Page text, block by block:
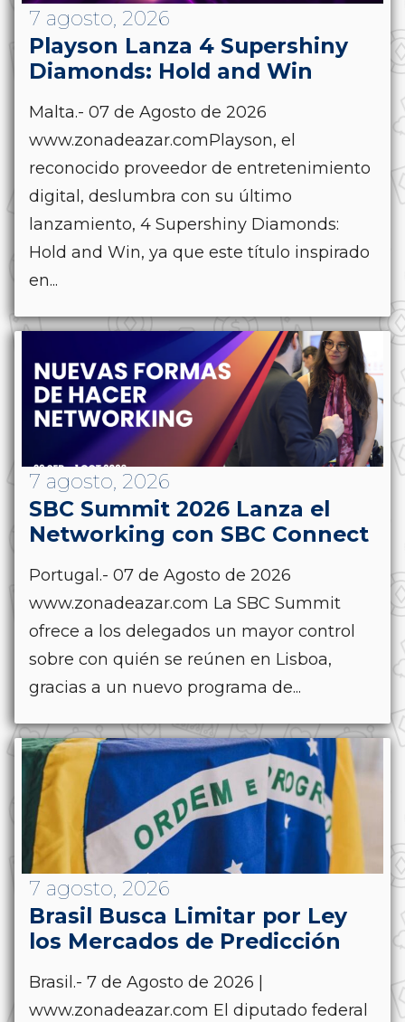
7 agosto, 2026
Playson Lanza 4 Supershiny
Diamonds: Hold and Win
Malta.- 07 de Agosto de 2026
www.zonadeazar.comPlayson, el
reconocido proveedor de entretenimiento
digital, deslumbra con su último
lanzamiento, 4 Supershiny Diamonds:
Hold and Win, ya que este título inspirado
en...
7 agosto, 2026
SBC Summit 2026 Lanza el
Networking con SBC Connect
Portugal.- 07 de Agosto de 2026
www.zonadeazar.com La SBC Summit
ofrece a los delegados un mayor control
sobre con quién se reúnen en Lisboa,
gracias a un nuevo programa de...
7 agosto, 2026
Brasil Busca Limitar por Ley
los Mercados de Predicción
Brasil.- 7 de Agosto de 2026 |
www.zonadeazar.com El diputado federal